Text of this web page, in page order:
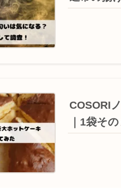
COSORI
｜1袋そ